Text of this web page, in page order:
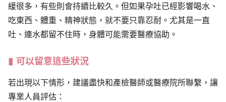
緩很多，有些則會持續比較久。但如果孕吐已經影響喝水、
吃東西、體重、精神狀態，就不要只靠忍耐。尤其是一直
吐、連水都留不住時，身體可能需要醫療協助。
可以留意這些狀況
若出現以下情形，建議盡快和產檢醫師或醫療院所聯繫，讓
專業人員評估：